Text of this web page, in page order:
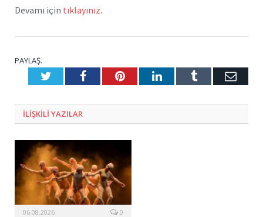
Devamı için tıklayınız.
PAYLAŞ.
TwitterFacebookPinterestLinkedInTumblr E-
ILIŞKILI YAZILAR
06.08.2026 0